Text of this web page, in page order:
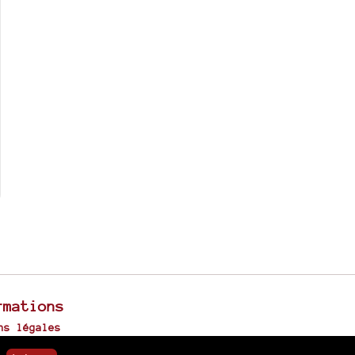
légales
site